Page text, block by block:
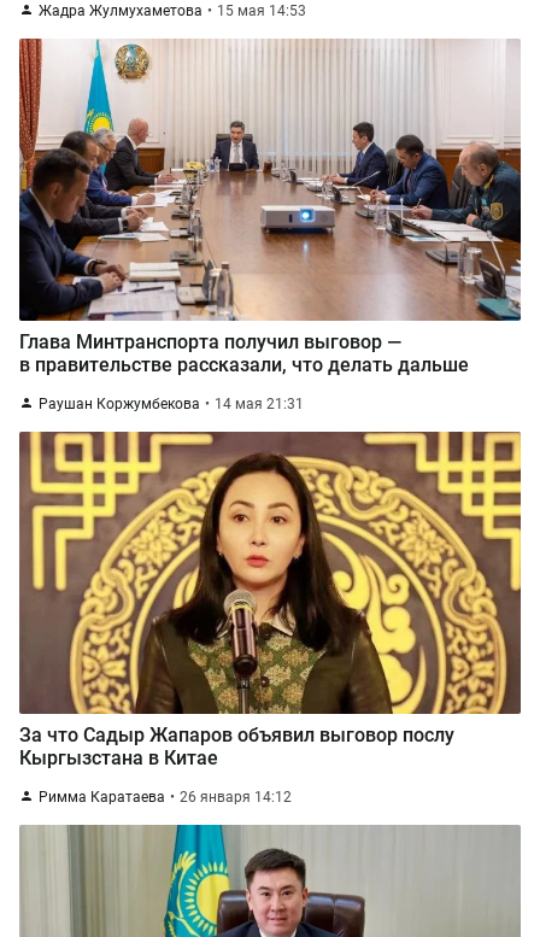
Жадра Жулмухаметова 15 мая 14:53
Глава Минтранспорта получил выговор —
в правительстве рассказали, что делать дальше
Раушан Коржумбекова 14 мая 21:31
За что Садыр Жапаров объявил выговор послу
Кыргызстана в Китае
Римма Каратаева 26 января 14:12